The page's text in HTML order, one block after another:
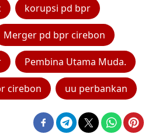
korupsi pd bpr
Merger pd bpr cirebon
Pembina Utama Muda.
cirebon uu perbankan